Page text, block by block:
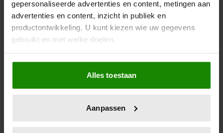
gepersonaliseerde advertenties en content, metingen aan
advertenties en content, inzicht in publiek en
productontwikkeling. U kunt kiezen wie uw gegevens
gebruikt en met welke doelen.
Als u het toestaat, willen we ook graag:
Informatie verzamelen over uw geografische
locatie, die tot een paar meter nauwkeurig kan zijn
scannen op specifieke eigenschappen (fingerprinting)
Alles toestaan
Aanpassen